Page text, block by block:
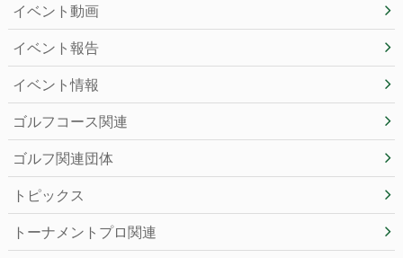
イベント動画
イベント報告
イベント情報
ゴルフコース関連
ゴルフ関連団体
トピックス
トーナメントプロ関連